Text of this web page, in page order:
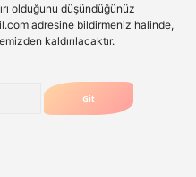
olduğunu düşündüğünüz
adresine bildirmeniz halinde,
kaldırılacaktır.